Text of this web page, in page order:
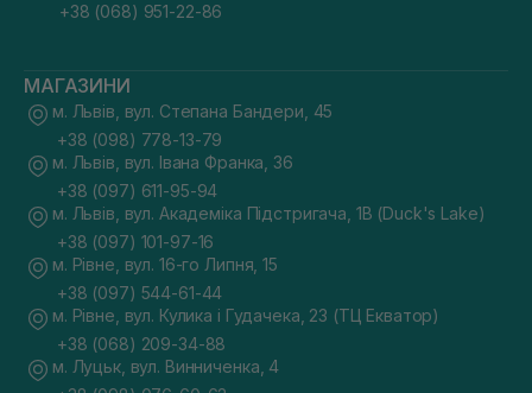
+38 (068) 951-22-86
МАГАЗИНИ
м. Львів, вул. Степана Бандери, 45
+38 (098) 778-13-79
м. Львів, вул. Івана Франка, 36
+38 (097) 611-95-94
м. Львів, вул. Академіка Підстригача, 1В (Duck's Lake)
+38 (097) 101-97-16
м. Рівне, вул. 16-го Липня, 15
+38 (097) 544-61-44
м. Рівне, вул. Кулика і Гудачека, 23 (ТЦ Екватор)
+38 (068) 209-34-88
м. Луцьк, вул. Винниченка, 4